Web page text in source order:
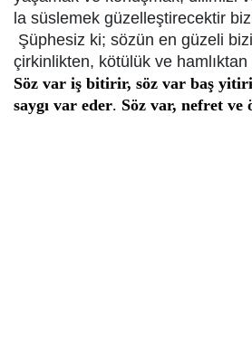
la süslemek güzelleştirecektir
Şüphesiz ki; sözün en güzeli
çirkinlikten, kötülük ve
Söz var iş bitirir, söz var baş
saygı var eder. Söz var, nefret ve